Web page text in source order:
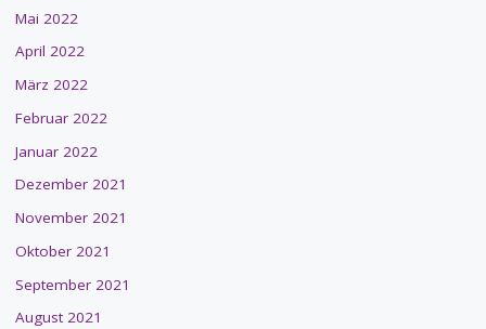
Mai 2022
April 2022
März 2022
Februar 2022
Januar 2022
Dezember 2021
November 2021
Oktober 2021
September 2021
August 2021